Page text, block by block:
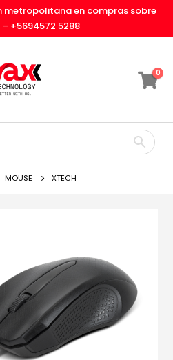
metropolitana en compras sobre
– +5694572 5288
0
MOUSE XTECH